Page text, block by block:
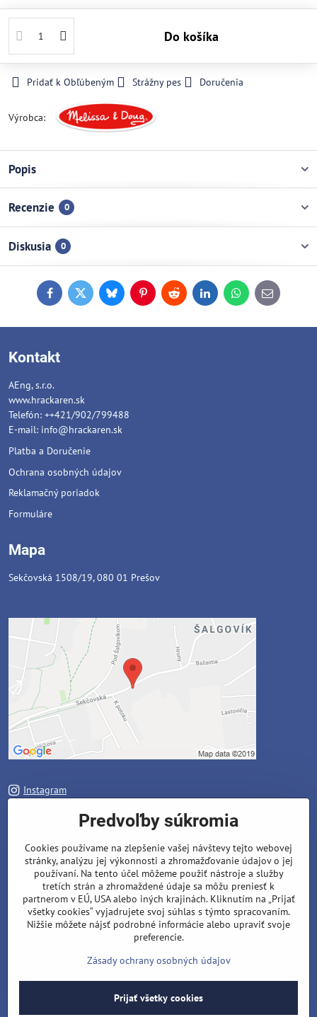
Do košíka
Pridať k Obľúbeným Strážny pes Doručenia
Výrobca:
Popis
Recenzie 0
Diskusia 0
FacebookTwitterBlueskyPinterestReddit LinkedInWhatsApp
E-
mail
Kontakt
AEng, s.r.o.
www.hrackaren.sk
Telefón: ++421/902/799488
E-mail: info@hrackaren.sk
Platba a Doručenie
Ochrana osobných údajov
Reklamačný poriadok
Formuláre
Mapa
Sekčovská 1508/19, 080 01 Prešov
Instagram
Váš telefón*
©2026Copyright
Predvoľby súkromiaZásady ochrany osobných údajovStav objednávky
Predvoľby súkromia
Cookies používame na zlepšenie vašej návštevy tejto webovej
stránky, analýzu jej výkonnosti a zhromažďovanie údajov o jej
používaní. Na tento účel môžeme použiť nástroje a služby
tretích strán a zhromaždené údaje sa môžu preniesť k
partnerom v EÚ, USA alebo iných krajinách. Kliknutím na „Prijať
všetky cookies“ vyjadrujete svoj súhlas s týmto spracovaním.
Nižšie môžete nájsť podrobné informácie alebo upraviť svoje
preferencie.
Zásady ochrany osobných údajov
Prijať všetky cookies